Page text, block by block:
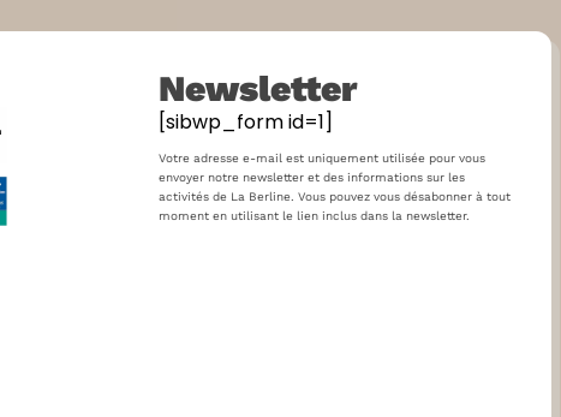
Newsletter
[sibwp_form id=1]
Votre adresse e-mail est uniquement utilisée pour vous
envoyer notre newsletter et des informations sur les
activités de La Berline. Vous pouvez vous désabonner à tout
moment en utilisant le lien inclus dans la newsletter.